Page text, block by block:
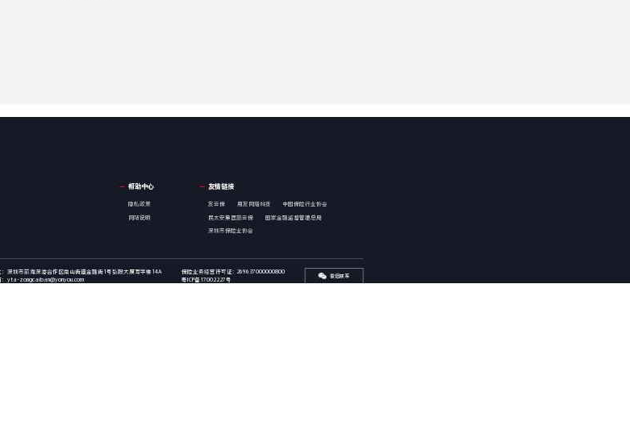
帮助中心
隐私政策
网站说明
友情链接
友云保 用友网络科技
中国保险行业协会
民太安集团旅云保
国家金融监督管理总局
深圳市保险业协会
：深圳市前海深港合作区南山街道金融街1号弘毅大厦写字楼14A
：yta-zongcaiban@yonyou.com
保险业务经营许可证: 269637000000800
粤ICP备17002227号
微信联系